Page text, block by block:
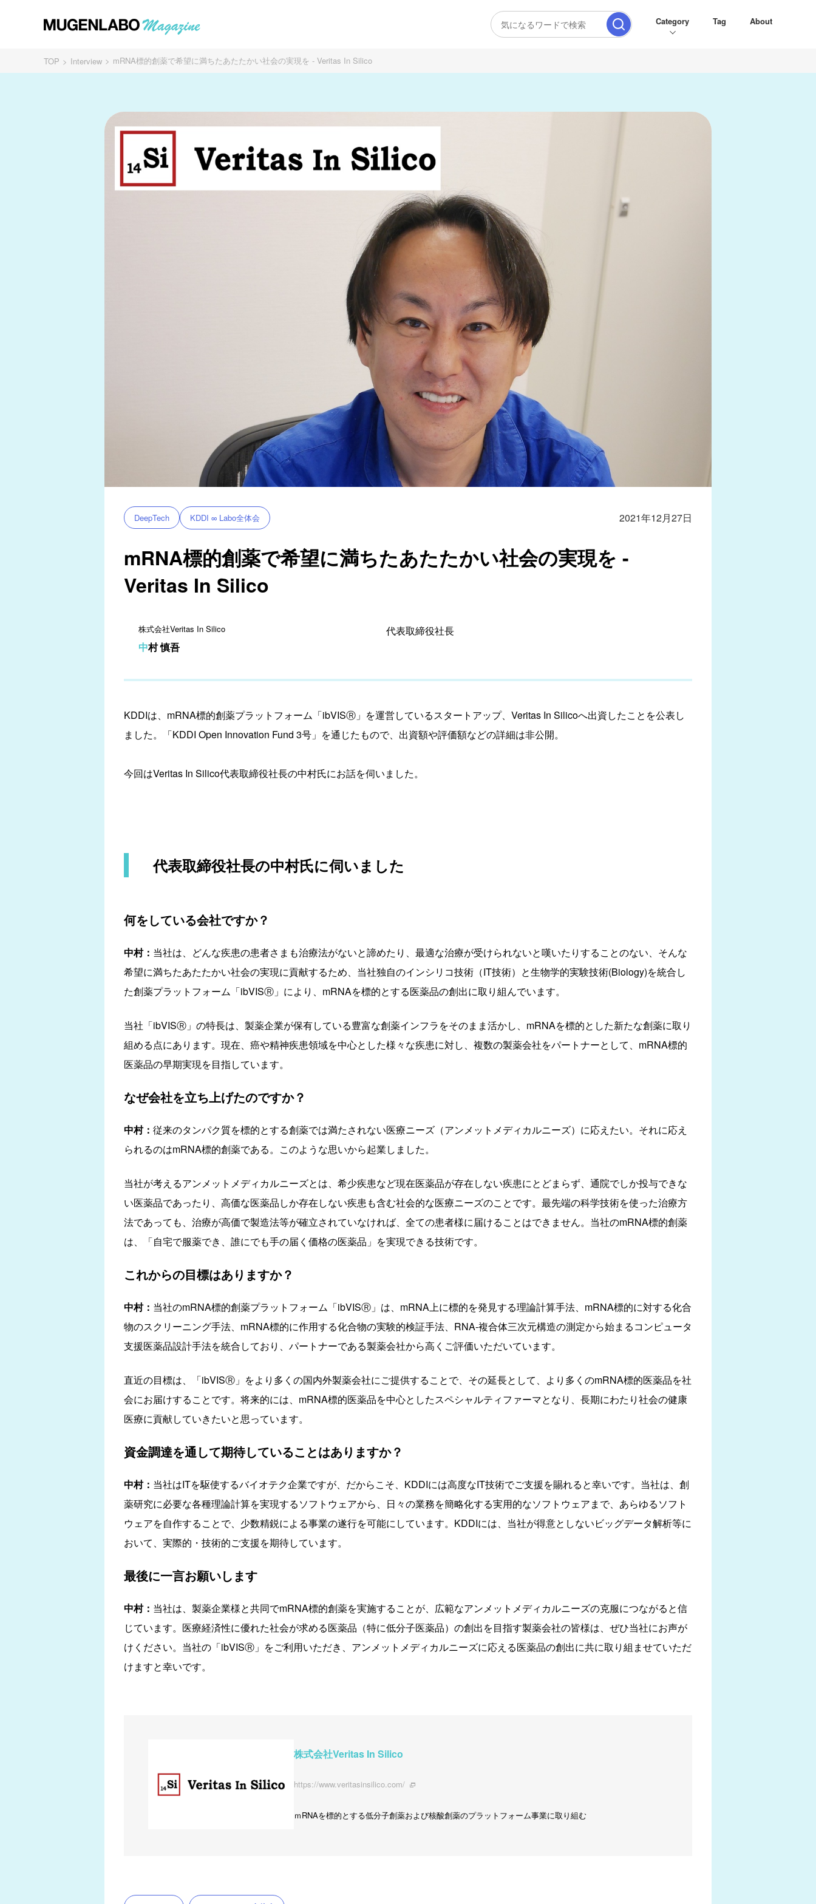
Category Tag About
TOP Interview mRNA標的創薬で希望に満ちたあたたかい社会の実現を - Veritas In Silico
DeepTech KDDI ∞ Labo全体会 2021年12月27日
mRNA標的創薬で希望に満ちたあたたかい社会の実現を -
Veritas In Silico
株式会社Veritas In Silico
中村 慎吾
代表取締役社長
KDDIは、mRNA標的創薬プラットフォーム「ibVISⓇ」を運営しているスタートアップ、Veritas In Silicoへ出資したことを公表し
ました。「KDDI Open Innovation Fund 3号」を通じたもので、出資額や評価額などの詳細は非公開。
今回はVeritas In Silico代表取締役社長の中村氏にお話を伺いました。
代表取締役社長の中村氏に伺いました
何をしている会社ですか？
中村： 当社は、どんな疾患の患者さまも治療法がないと諦めたり、最適な治療が受けられないと嘆いたりすることのない、そんな
希望に満ちたあたたかい社会の実現に貢献するため、当社独自のインシリコ技術（IT技術）と生物学的実験技術(Biology)を統合し
た創薬プラットフォーム「ibVISⓇ」により、mRNAを標的とする医薬品の創出に取り組んでいます。
当社「ibVISⓇ」の特長は、製薬企業が保有している豊富な創薬インフラをそのまま活かし、mRNAを標的とした新たな創薬に取り
組める点にあります。現在、癌や精神疾患領域を中心とした様々な疾患に対し、複数の製薬会社をパートナーとして、mRNA標的
医薬品の早期実現を目指しています。
なぜ会社を立ち上げたのですか？
中村： 従来のタンパク質を標的とする創薬では満たされない医療ニーズ（アンメットメディカルニーズ）に応えたい。それに応え
られるのはmRNA標的創薬である。このような思いから起業しました。
当社が考えるアンメットメディカルニーズとは、希少疾患など現在医薬品が存在しない疾患にとどまらず、通院でしか投与できな
い医薬品であったり、高価な医薬品しか存在しない疾患も含む社会的な医療ニーズのことです。最先端の科学技術を使った治療方
法であっても、治療が高価で製造法等が確立されていなければ、全ての患者様に届けることはできません。当社のmRNA標的創薬
は、「自宅で服薬でき、誰にでも手の届く価格の医薬品」を実現できる技術です。
これからの目標はありますか？
中村： 当社のmRNA標的創薬プラットフォーム「ibVISⓇ」は、mRNA上に標的を発見する理論計算手法、mRNA標的に対する化合
物のスクリーニング手法、mRNA標的に作用する化合物の実験的検証手法、RNA-複合体三次元構造の測定から始まるコンピュータ
支援医薬品設計手法を統合しており、パートナーである製薬会社から高くご評価いただいています。
直近の目標は、「ibVISⓇ」をより多くの国内外製薬会社にご提供することで、その延長として、より多くのmRNA標的医薬品を社
会にお届けすることです。将来的には、mRNA標的医薬品を中心としたスペシャルティファーマとなり、長期にわたり社会の健康
医療に貢献していきたいと思っています。
資金調達を通して期待していることはありますか？
中村： 当社はITを駆使するバイオテク企業ですが、だからこそ、KDDIには高度なIT技術でご支援を賜れると幸いです。当社は、創
薬研究に必要な各種理論計算を実現するソフトウェアから、日々の業務を簡略化する実用的なソフトウェアまで、あらゆるソフト
ウェアを自作することで、少数精鋭による事業の遂行を可能にしています。KDDIには、当社が得意としないビッグデータ解析等に
おいて、実際的・技術的ご支援を期待しています。
最後に一言お願いします
中村： 当社は、製薬企業様と共同でmRNA標的創薬を実施することが、広範なアンメットメディカルニーズの克服につながると信
じています。医療経済性に優れた社会が求める医薬品（特に低分子医薬品）の創出を目指す製薬会社の皆様は、ぜひ当社にお声が
けください。当社の「ibVISⓇ」をご利用いただき、アンメットメディカルニーズに応える医薬品の創出に共に取り組ませていただ
けますと幸いです。
株式会社Veritas In Silico
https://www.veritasinsilico.com/
ｍRNAを標的とする低分子創薬および核酸創薬のプラットフォーム事業に取り組む